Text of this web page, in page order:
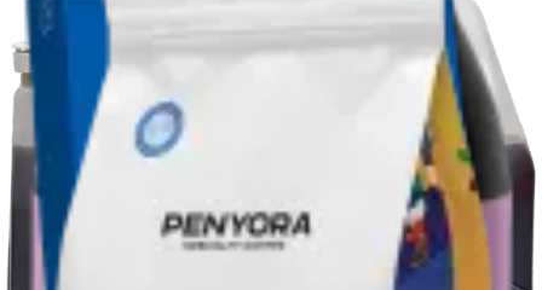
Las Nubes
Обробка
Juicy Honey
Виробник
Roberto Mata Naranjo
Оцінка якості:
89
Різновид
Caturra
Кількість
1 шт.
Розмір